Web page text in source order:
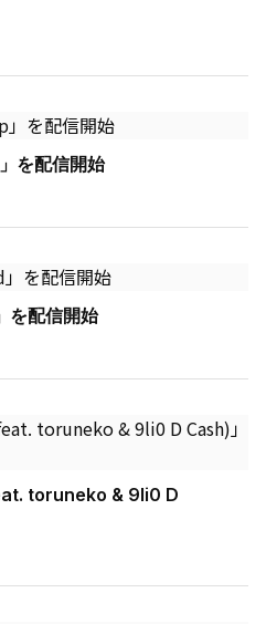
を配信開始
配信開始
toruneko & 9li0 D